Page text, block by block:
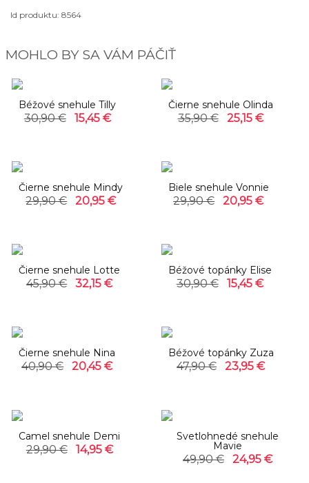
Id produktu: 8564
MOHLO BY SA VÁM PÁČIŤ
Béžové snehule Tilly
30,90 € 15,45 €
Čierne snehule Olinda
35,90 € 25,15 €
Čierne snehule Mindy
29,90 € 20,95 €
Biele snehule Vonnie
29,90 € 20,95 €
Čierne snehule Lotte
45,90 € 32,15 €
Béžové topánky Elise
30,90 € 15,45 €
Čierne snehule Nina
40,90 € 20,45 €
Béžové topánky Zuza
47,90 € 23,95 €
Camel snehule Demi
29,90 € 14,95 €
Svetlohnedé snehule
Mavie
49,90 € 24,95 €